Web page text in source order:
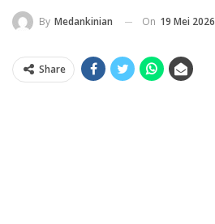
By Medankinian On 19 Mei 2026
Share